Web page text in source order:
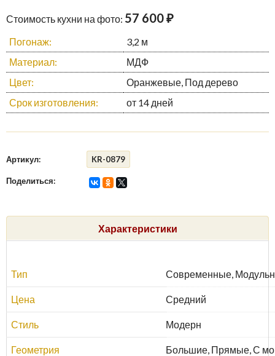
Стоимость кухни на фото: 57 600 ₽
Погонаж:
3,2 м
Материал:
МДФ
Цвет:
Оранжевые, Под дерево
Срок изготовления:
от 14 дней
Артикул: KR-0879
Поделиться:
Характеристики
Тип Современные,
Цена Средний
Стиль Модерн
Геометрия Большие, Прямые, С